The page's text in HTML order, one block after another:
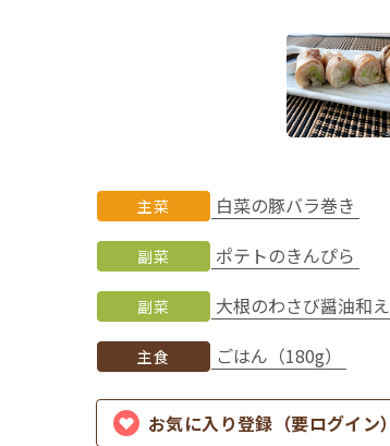
主菜 白菜の豚バラ巻き
副菜 ポテトのきんぴら
副菜 大根のわさび醤油和え
主食 ごはん（180g）
お気に入り登録（要ログイン）